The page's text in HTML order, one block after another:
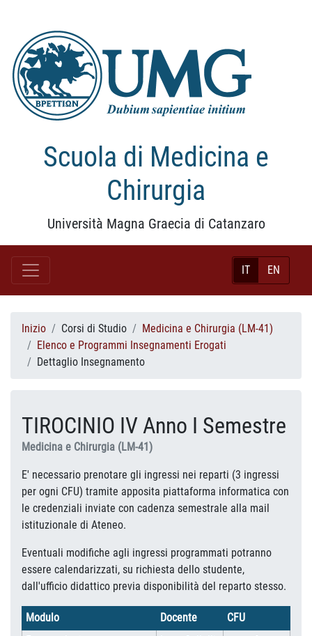
Scuola di Medicina e
Chirurgia
Università Magna Graecia di Catanzaro
IT EN
Inizio Corsi di Studio
Medicina e Chirurgia (LM-41)
Elenco e Programmi Insegnamenti Erogati
Dettaglio Insegnamento
TIROCINIO IV Anno I Semestre
Medicina e Chirurgia (LM-41)
E' necessario prenotare gli ingressi nei reparti (3 ingressi
per ogni CFU) tramite apposita piattaforma informatica con
le credenziali inviate con cadenza semestrale alla mail
istituzionale di Ateneo.
Eventuali modifiche agli ingressi programmati potranno
essere calendarizzati, su richiesta dello studente,
dall'ufficio didattico previa disponibilità del reparto stesso.
Modulo Docente
CFU